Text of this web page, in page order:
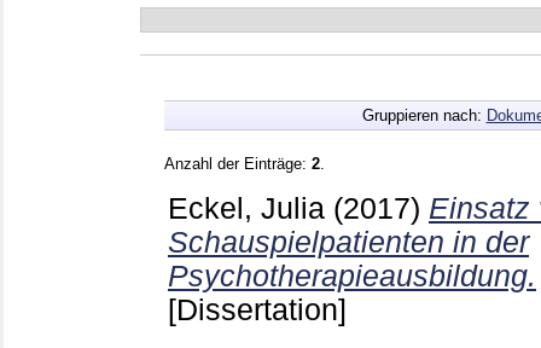
Gruppieren nach:
Anzahl der Einträge: 2
Eckel, Julia (2017) Einsatz
Schauspielpatienten in der
Psychotherapieausbildung.
[Dissertation]